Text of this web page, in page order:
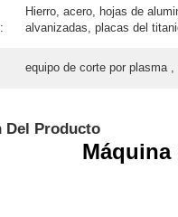
Hierro, acero, hojas de
alvanizadas, placas del
equipo de corte por plasma
Del Producto
Máquina